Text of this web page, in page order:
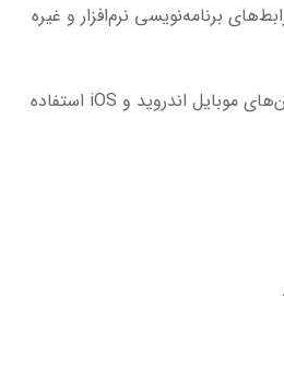
برنامه‌نویسی نرم‌افزار و غیره
: یک زبان برنامه‌نویسی شیءگرا است که برای توسعه نرم‌افزارهای ویندوز، بازی‌ها، اپلیکیشن‌های وب و اپلیکیشن‌های موبایل اندروید و iOS استفاده